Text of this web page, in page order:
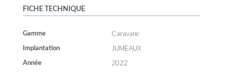
FICHE TECHNIQUE
Gamme Caravane
Implantation JUMEAUX
Année 2022